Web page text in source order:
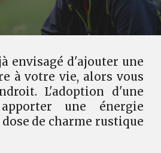
envisagé d'ajouter une
à votre vie, alors vous
L'adoption d'une
une énergie
de charme rustique